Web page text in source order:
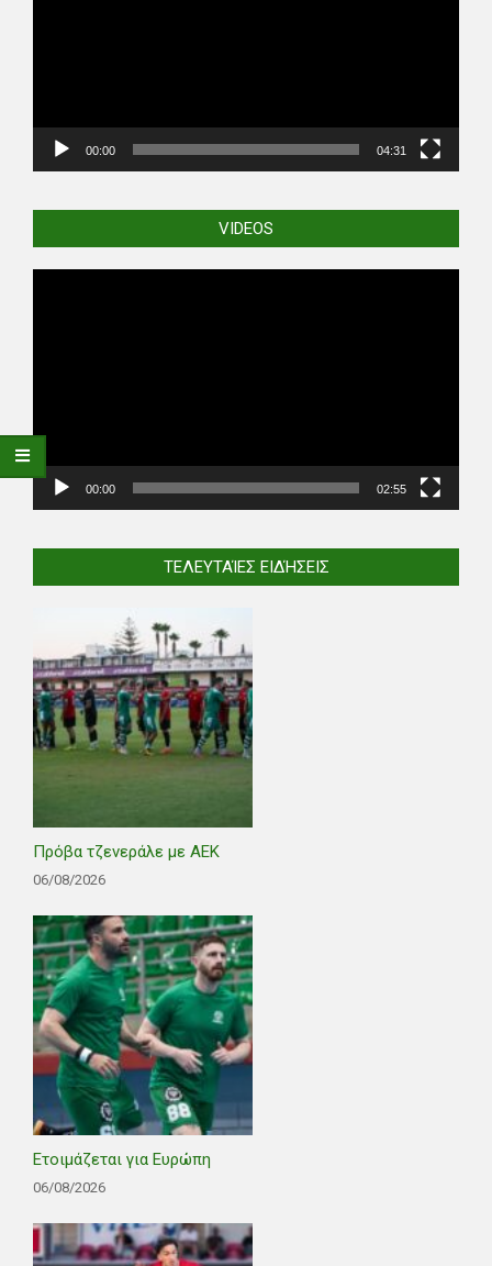
00:00 04:31
VIDEOS
00:00 02:55
ΤΕΛΕΥΤΑΊΕΣ ΕΙΔΉΣΕΙΣ
Πρόβα τζενεράλε με ΑΕΚ
06/08/2026
Ετοιμάζεται για Ευρώπη
06/08/2026